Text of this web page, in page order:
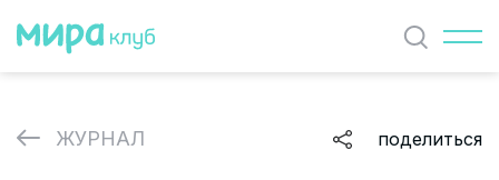
Найти
ЖУРНАЛ поделиться